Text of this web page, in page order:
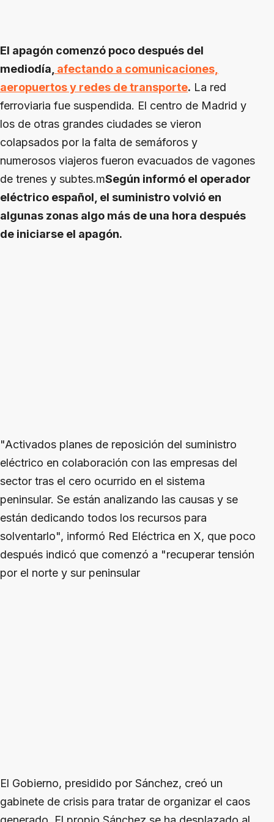
El apagón comenzó poco después del
mediodía, afectando a comunicaciones,
aeropuertos y redes de transporte. La red
ferroviaria fue suspendida. El centro de Madrid y
los de otras grandes ciudades se vieron
colapsados por la falta de semáforos y
numerosos viajeros fueron evacuados de vagones
de trenes y subtes.mSegún informó el operador
eléctrico español, el suministro volvió en
algunas zonas algo más de una hora después
de iniciarse el apagón.
"Activados planes de reposición del suministro
eléctrico en colaboración con las empresas del
sector tras el cero ocurrido en el sistema
peninsular. Se están analizando las causas y se
están dedicando todos los recursos para
solventarlo", informó Red Eléctrica en X, que poco
después indicó que comenzó a "recuperar tensión
por el norte y sur peninsular
El Gobierno, presidido por Sánchez, creó un
gabinete de crisis para tratar de organizar el caos